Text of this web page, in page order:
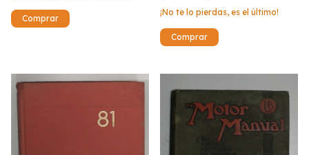
¡No te lo pierdas, es el último!